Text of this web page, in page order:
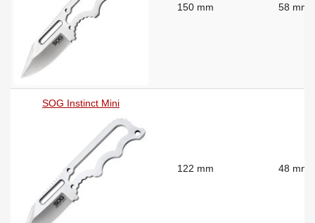
150 mm 58 mm
SOG Instinct Mini
122 mm 48 mm